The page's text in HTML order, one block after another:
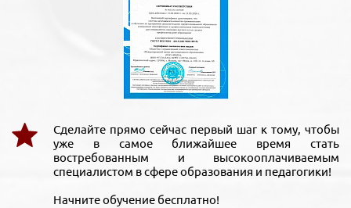
Сделайте прямо сейчас первый шаг к тому, чтобы
уже в самое ближайшее время стать
востребованным и высокооплачиваемым
специалистом в сфере образования и педагогики!
Начните обучение бесплатно!